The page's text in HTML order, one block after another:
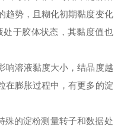
趋势，且糊化初期黏度变化
于胶体状态，其黏度值也
溶液黏度大小，结晶度越
在膨胀过程中，有更多的淀
殊的淀粉测量转子和数据处